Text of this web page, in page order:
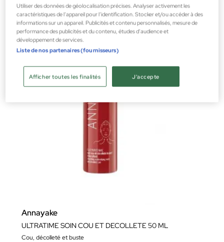
266,17 €
Annayake
ULTRATIME SOIN COU ET DECOLLETE 50 ML
Cou, décolleté et buste
Utiliser des données de géolocalisation précises. Analyser activement les
caractéristiques de l’appareil pour l’identification. Stocker et/ou accéder à des
informations sur un appareil. Publicités et contenu personnalisés, mesure de
performance des publicités et du contenu, études d’audience et
développement de services.
Liste de nos partenaires (fournisseurs)
J'accepte
Afficher toutes les finalités